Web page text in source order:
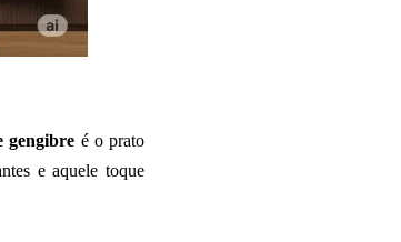
gengibre é o prato
e aquele toque